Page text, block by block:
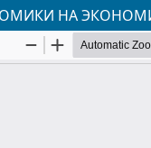
НА